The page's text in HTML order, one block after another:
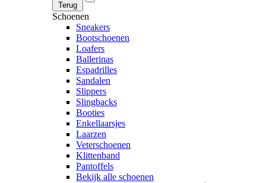
Terug
Schoenen
Sneakers
Bootschoenen
Loafers
Ballerinas
Espadrilles
Sandalen
Slippers
Slingbacks
Booties
Enkellaarsjes
Laarzen
Veterschoenen
Klittenband
Pantoffels
Bekijk alle schoenen